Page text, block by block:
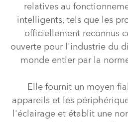
relatives au
intelligents, tels que les
officiellement reconnus
ouverte pour l'industrie du
monde entier par la
Elle fournit un moyen
appareils et les
l'éclairage et établit une